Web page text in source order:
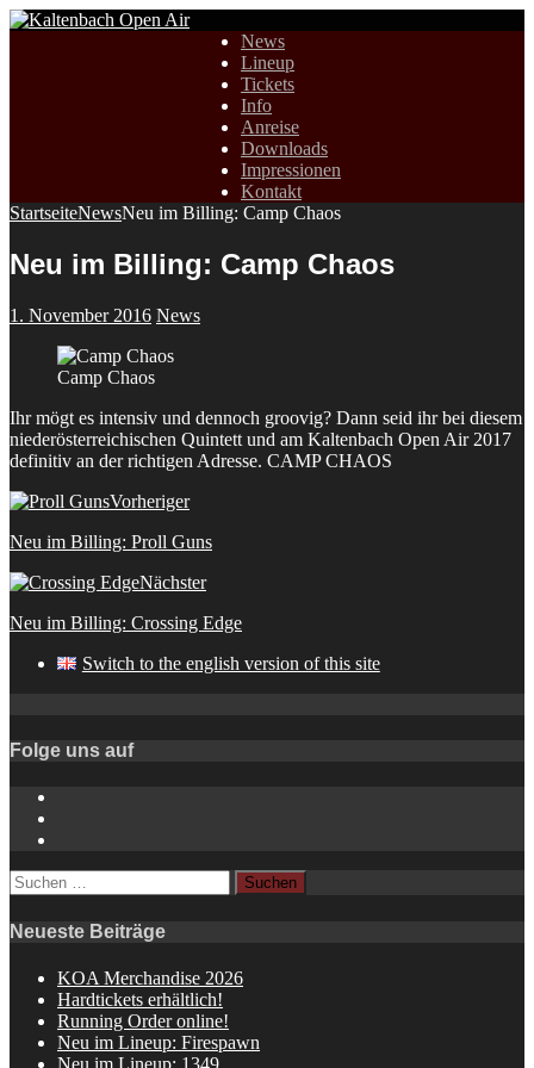
News
Lineup
Tickets
Info
Anreise
Downloads
Impressionen
Kontakt
StartseiteNewsNeu im Billing: Camp Chaos
Neu im Billing: Camp Chaos
1. November 2016 News
Camp Chaos
Ihr mögt es intensiv und dennoch groovig? Dann seid ihr bei diesem
niederösterreichischen Quintett und am Kaltenbach Open Air 2017
definitiv an der richtigen Adresse. CAMP CHAOS
Vorheriger
Neu im Billing: Proll Guns
Nächster
Neu im Billing: Crossing Edge
Switch to the english version of this site
Folge uns auf
Suchen
nach:
Neueste Beiträge
KOA Merchandise 2026
Hardtickets erhältlich!
Running Order online!
Neu im Lineup: Firespawn
Neu im Lineup: 1349